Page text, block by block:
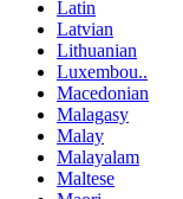
Latin
Latvian
Lithuanian
Luxembou..
Macedonian
Malagasy
Malay
Malayalam
Maltese